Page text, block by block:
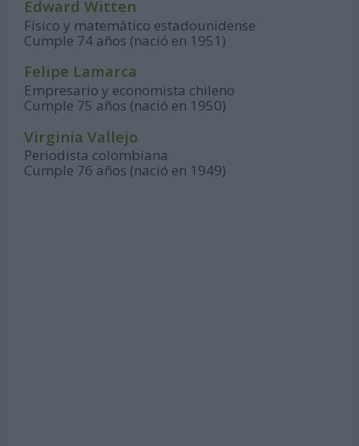
Edward Witten
Físico y matemático estadounidense
Cumple 74 años (nació en 1951)
Felipe Lamarca
Empresario y economista chileno
Cumple 75 años (nació en 1950)
Virginia Vallejo
Periodista colombiana
Cumple 76 años (nació en 1949)